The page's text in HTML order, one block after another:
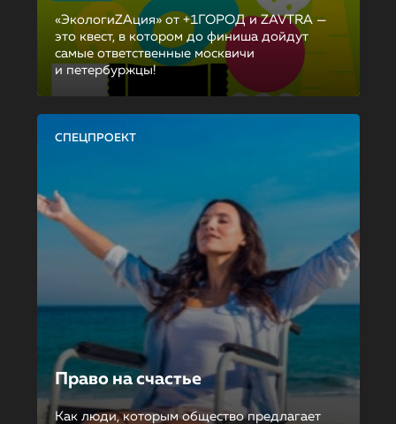
«ЭкологиZAция» от +1ГОРОД и ZAVTRA —
это квест, в котором до финиша дойдут
самые ответственные москвичи
и петербуржцы!
СПЕЦПРОЕКТ
Право на счастье
Как люди, которым общество предлагает